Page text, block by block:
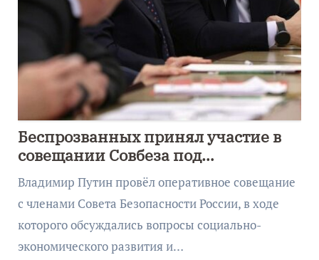
Беспрозванных принял участие в
совещании Совбеза под
руководством Путина
Владимир Путин провёл оперативное совещание
с членами Совета Безопасности России, в ходе
которого обсуждались вопросы социально-
экономического развития и…